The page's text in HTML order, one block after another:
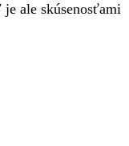
ale skúsenosťami